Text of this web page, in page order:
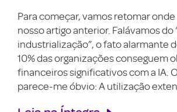
Para começar, vamos retomar
nosso artigo anterior. Falávamos do
industrialização”, o fato alarmante
10% das organizações conseguem
financeiros significativos com a IA.
parece-me óbvio: A utilização